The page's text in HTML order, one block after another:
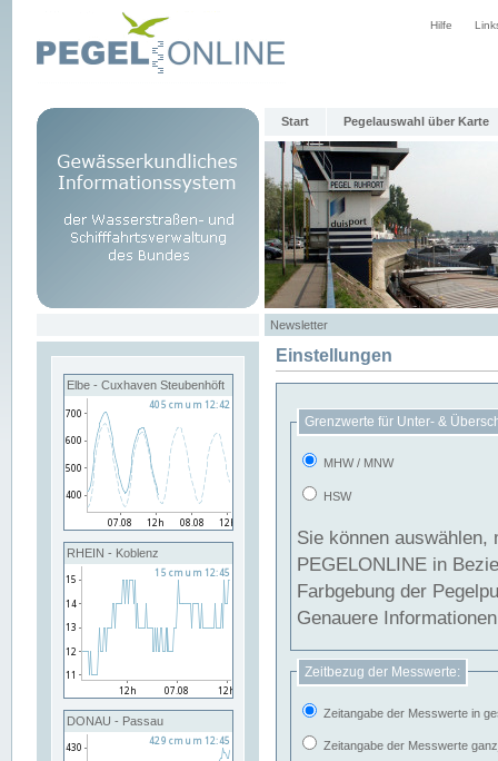
Hilfe
Start Pegelauswahl über Karte
Newsletter
Elbe - Cuxhaven Steubenhöft
RHEIN - Koblenz
DONAU - Passau
Einstellungen
Grenzwerte für Unter- &
MHW / MNW
HSW
Sie können
PEGELONLINE in Beziehung
Farbgebung der
Genauere
Zeitbezug der Messwerte:
Zeitangabe der Messwerte in
Zeitangabe der Messwerte